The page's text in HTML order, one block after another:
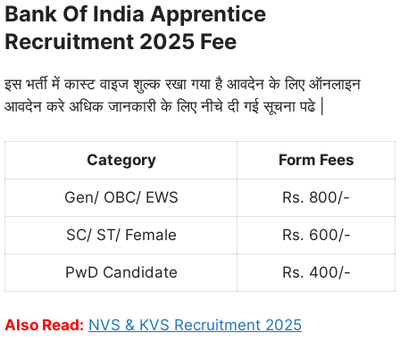
Bank Of India Apprentice
Recruitment 2025 Fee
इस भर्ती में कास्ट वाइज शुल्क रखा गया है आवदेन के लिए ऑनलाइन
आवदेन करे अधिक जानकारी के लिए नीचे दी गई सूचना पढे |
Category Form Fees
Gen/ OBC/ EWS Rs. 800/-
SC/ ST/ Female Rs. 600/-
PwD Candidate Rs. 400/-
Also Read: NVS & KVS Recruitment 2025